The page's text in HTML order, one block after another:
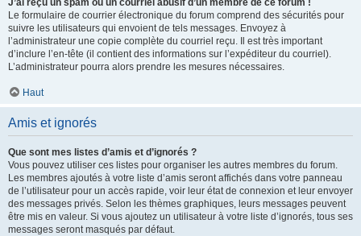
Le formulaire de courrier électronique du forum comprend des sécurités pour
suivre les utilisateurs qui envoient de tels messages. Envoyez à
l’administrateur une copie complète du courriel reçu. Il est très important
d’inclure l’en-tête (il contient des informations sur l’expéditeur du courriel).
L’administrateur pourra alors prendre les mesures nécessaires.
Haut
Amis et ignorés
Que sont mes listes d’amis et d’ignorés ?
Vous pouvez utiliser ces listes pour organiser les autres membres du forum.
Les membres ajoutés à votre liste d’amis seront affichés dans votre panneau
de l’utilisateur pour un accès rapide, voir leur état de connexion et leur envoyer
des messages privés. Selon les thèmes graphiques, leurs messages peuvent
être mis en valeur. Si vous ajoutez un utilisateur à votre liste d’ignorés, tous ses
messages seront masqués par défaut.